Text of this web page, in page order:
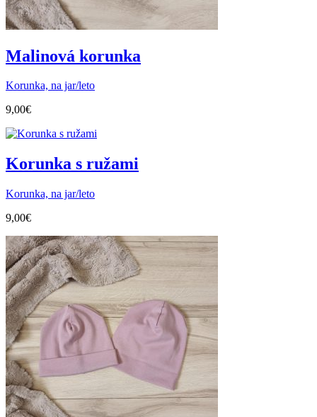
Malinová korunka
Korunka, na jar/leto
9,00€
Korunka s ružami
Korunka, na jar/leto
9,00€